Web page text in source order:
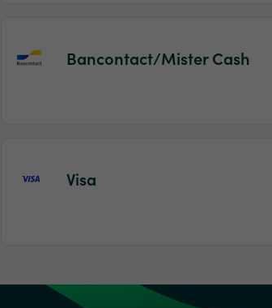
Bancontact/Mister Cash
Visa